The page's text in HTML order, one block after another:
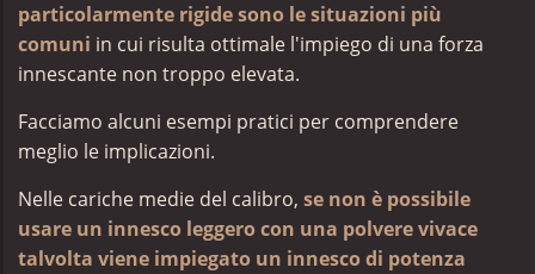
particolarmente rigide sono le situazioni più
comuni in cui risulta ottimale l'impiego di una forza
innescante non troppo elevata.
Facciamo alcuni esempi pratici per comprendere
meglio le implicazioni.
Nelle cariche medie del calibro, se non è possibile
usare un innesco leggero con una polvere vivace
talvolta viene impiegato un innesco di potenza